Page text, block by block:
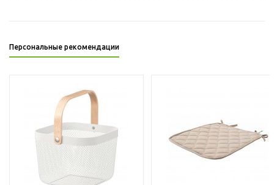
Персональные рекомендации